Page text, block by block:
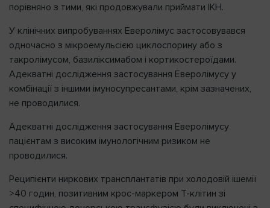
порівняно з тими, які продовжували приймати ІКН.
У клінічних випробуваннях Еверолімус застосовувався
одночасно з мікроемульсією циклоспорину або з
такролімусом, базиліксимабом і кортикостероїдами.
Адекватні дослідження застосування Еверолімусу у
комбінації з іншими імуносупресантами, крім зазначених,
не проводилися.
Адекватні дослідження застосування Еверолімусу
пацієнтам з високим імунологічним ризиком не
проводилися.
Реципієнти ниркових трансплантатів при холодовій ішемії
>40 годин, позитивним крос-маркером Т-клітин зі